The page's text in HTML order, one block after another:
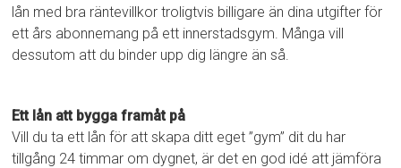
lån med bra räntevillkor troligtvis billigare än dina utgifter för
ett års abonnemang på ett innerstadsgym. Många vill
dessutom att du binder upp dig längre än så.
Ett lån att bygga framåt på
Vill du ta ett lån för att skapa ditt eget ”gym” dit du har
tillgång 24 timmar om dygnet, är det en god idé att jämföra